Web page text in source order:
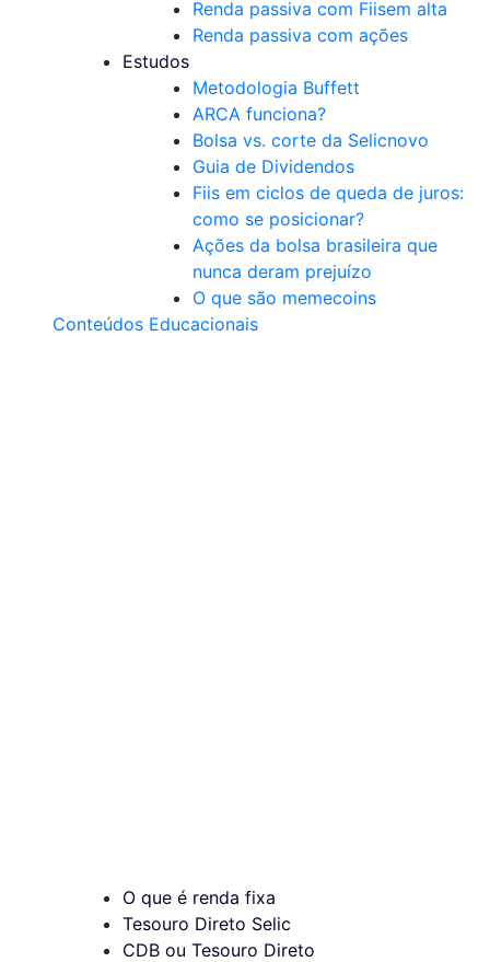
Renda passiva com Fiisem alta
Renda passiva com ações
Estudos
Metodologia Buffett
ARCA funciona?
Bolsa vs. corte da Selicnovo
Guia de Dividendos
Fiis em ciclos de queda de juros:
como se posicionar?
Ações da bolsa brasileira que
nunca deram prejuízo
O que são memecoins
Conteúdos Educacionais
O que é renda fixa
Tesouro Direto Selic
CDB ou Tesouro Direto